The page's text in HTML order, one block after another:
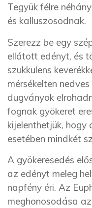
Tegyük félre
és kalluszosodnak.
Szerezz be egy
ellátott edényt, és
szukkulens
mérsékelten
dugványok
fognak gyökeret
kijelenthetjük, hogy
esetében mindkét
A gyökeresedés
az edényt meleg
napfény éri. Az
meghonosodása